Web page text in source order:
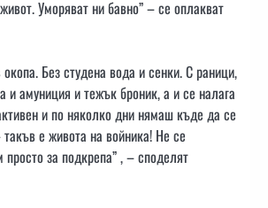
Уморяват ни бавно” – се оплакват
Без студена вода и сенки. С раници,
амуниция и тежък броник, а и се налага
и по няколко дни нямаш къде да се
е живота на войника! Не се
за подкрепа” , – споделят